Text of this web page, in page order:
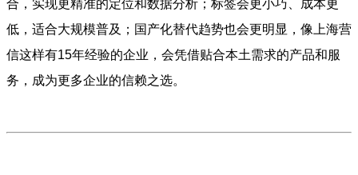
合，实现更精准的定位和数据分析；标签会更小巧、成本更
低，适合大规模普及；国产化替代趋势也会更明显，像上海营
信这样有15年经验的企业，会凭借贴合本土需求的产品和服
务，成为更多企业的信赖之选。